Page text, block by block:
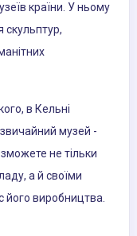
країни. У ньому
скульптур,
в Кельні
музей -
не тільки
а й своїми
його виробництва.